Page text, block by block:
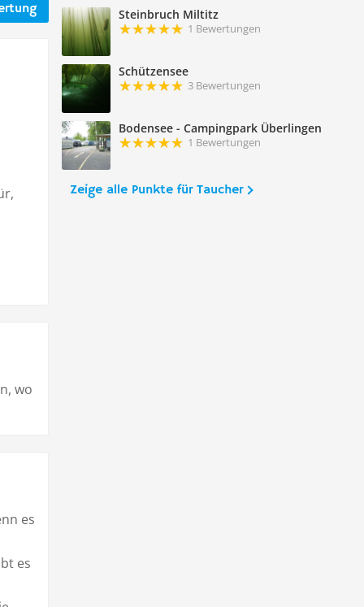
Steinbruch Miltitz
1 Bewertungen
Schützensee
3 Bewertungen
Bodensee - Campingpark Überlingen
1 Bewertungen
Zeige alle Punkte für Taucher
wo
es
es